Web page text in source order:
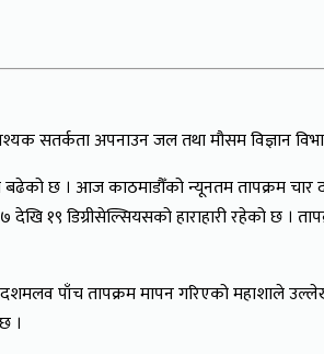
सतर्कता अपनाउन जल तथा मौसम विज्ञान
छ । आज काठमाडौँको न्यूनतम तापक्रम
१९ डिग्रीसेल्सियसको हाराहारी रहेको छ ।
पाँच तापक्रम मापन गरिएको महाशाले
।